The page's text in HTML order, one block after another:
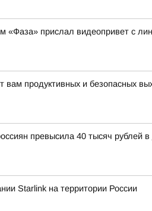
«Фаза» прислал видеопривет с
продуктивных и безопасных
превысила 40 тысяч рублей в
Starlink на территории России